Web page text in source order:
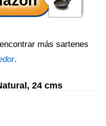
más sartenes
.
24 cms